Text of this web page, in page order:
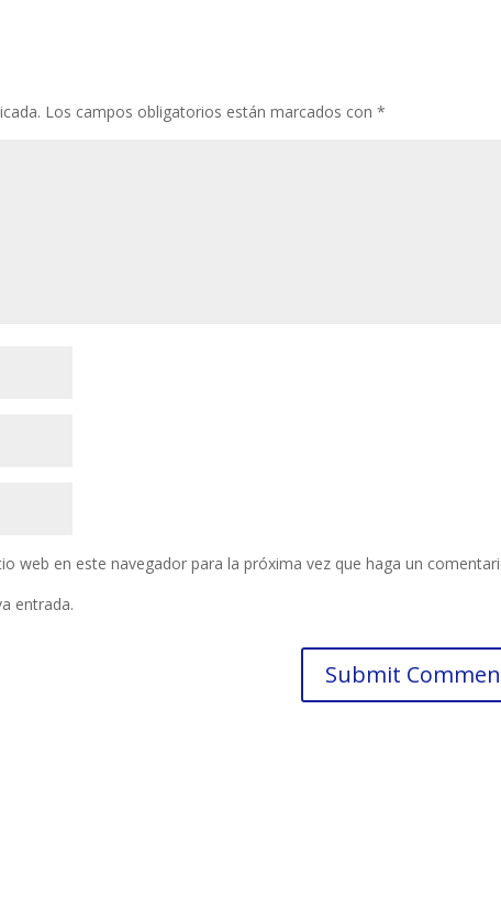
Los campos obligatorios están marcados con*
web en este navegador para la próxima vez que haga un
entrada.